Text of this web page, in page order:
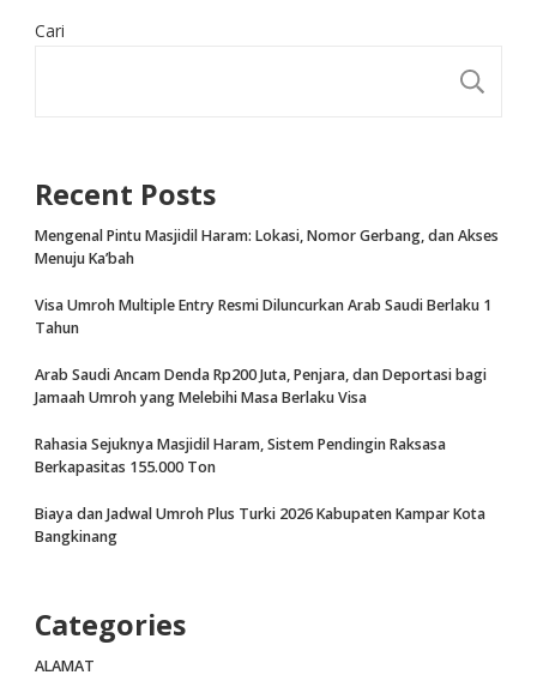
Cari
Recent Posts
Mengenal Pintu Masjidil Haram: Lokasi, Nomor Gerbang, dan Akses
Menuju Ka’bah
Visa Umroh Multiple Entry Resmi Diluncurkan Arab Saudi Berlaku 1
Tahun
Arab Saudi Ancam Denda Rp200 Juta, Penjara, dan Deportasi bagi
Jamaah Umroh yang Melebihi Masa Berlaku Visa
Rahasia Sejuknya Masjidil Haram, Sistem Pendingin Raksasa
Berkapasitas 155.000 Ton
Biaya dan Jadwal Umroh Plus Turki 2026 Kabupaten Kampar Kota
Bangkinang
Categories
ALAMAT